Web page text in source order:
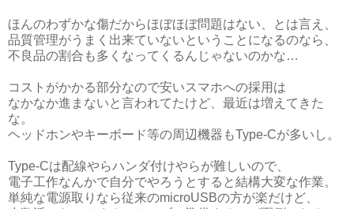
ほんのわずかな傷だからほぼほぼ問題はない、とは言え、
品質管理がうまく出来ていないということになるのなら、
不良品の割合も多くなってくるんじゃないのかな…
コストがかかる部分なので安いスマホへの採用は
なかなか進まないと言われてたけど、最近は増えてきた
な。
ヘッドホンやキーボード等の周辺機器もType-Cが多いし。
Type-Cは配線やらハンダ付けやらが難しいので、
電子工作なんかで自分でやろうとすると結構大変な作業。
単純な電源取りなら従来のmicroUSBの方が楽だけど、